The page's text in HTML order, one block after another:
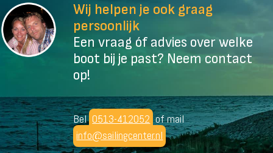
Wij helpen je ook graag
persoonlijk
Een vraag óf advies over welke
boot bij je past? Neem contact
op!
Bel 0513-412052 of mail
info@sailingcenter.nl